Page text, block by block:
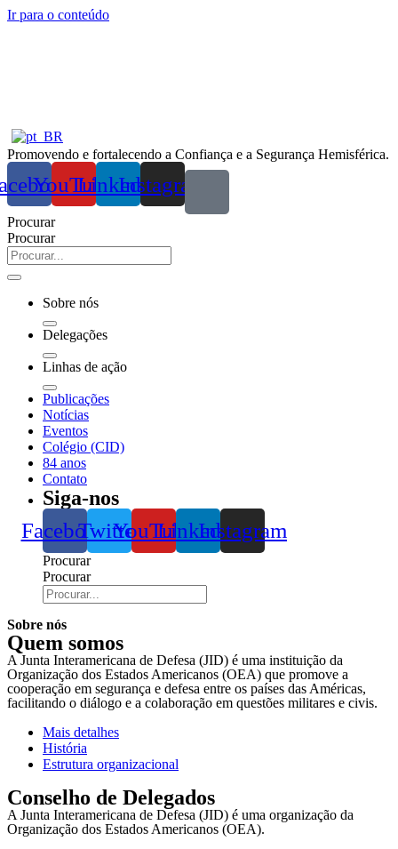
Ir para o conteúdo
Promovendo e fortalecendo a Confiança e a Segurança Hemisférica.
YouTubeLinkedin
Instagram
Procurar
Procurar
Sobre nós
Delegações
Linhas de ação
Publicações
Notícias
Eventos
Colégio (CID)
84 anos
Contato
Siga-nos
FacebookTwitterYouTubeLinkedinInstagram
Procurar
Procurar
Sobre nós
Quem somos
A Junta Interamericana de Defesa (JID) é uma instituição da
Organização dos Estados Americanos (OEA) que promove a
cooperação em segurança e defesa entre os países das Américas,
facilitando o diálogo e a colaboração em questões militares e civis.
Mais detalhes
História
Estrutura organizacional
Conselho de Delegados
A Junta Interamericana de Defesa (JID) é uma organização da
Organização dos Estados Americanos (OEA).